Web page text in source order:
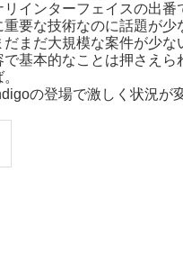
リインターフェイスの出番
重要な技術なのに話題が少
まだ大規模な案件が少な
基本的なことは押さえら
の登場で激しく状況が